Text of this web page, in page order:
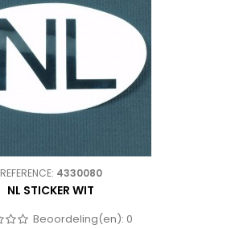
REFERENCE: 4330080
NL STICKER WIT
Beoordeling(en): 0